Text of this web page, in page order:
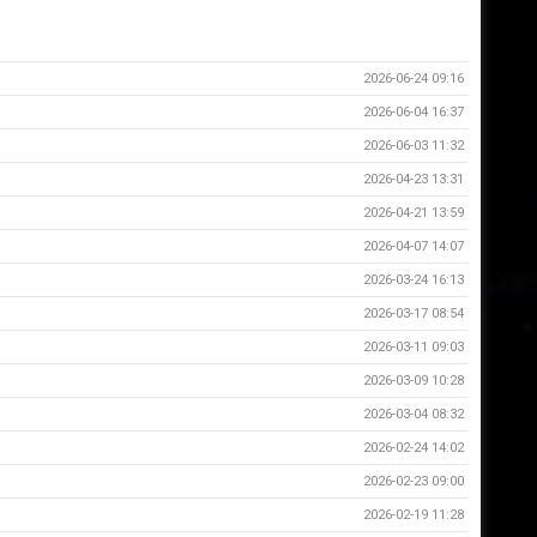
2026-06-24 09:16
2026-06-04 16:37
2026-06-03 11:32
2026-04-23 13:31
2026-04-21 13:59
2026-04-07 14:07
2026-03-24 16:13
2026-03-17 08:54
2026-03-11 09:03
2026-03-09 10:28
2026-03-04 08:32
2026-02-24 14:02
2026-02-23 09:00
2026-02-19 11:28